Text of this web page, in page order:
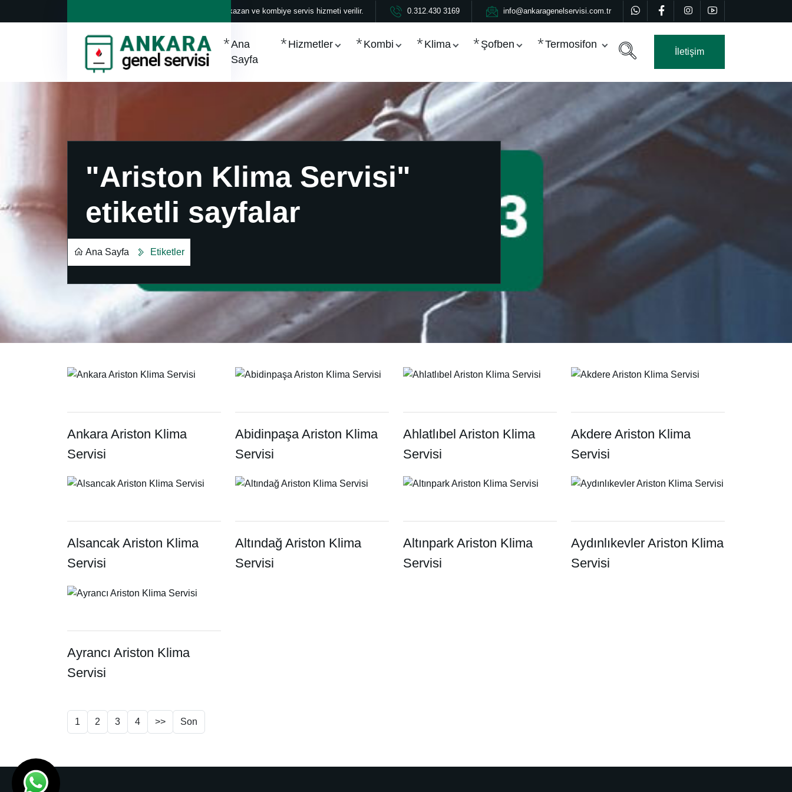
Her marka klima, kazan ve kombiye servis hizmeti verilir. 0.312.430 3169 info@ankaragenelservisi.com.tr
Ana
Sayfa
Hizmetler Kombi Klima Şofben Termosifon
İletişim
"Ariston Klima Servisi"
etiketli sayfalar
Ana Sayfa Etiketler
Ankara Ariston Klima
Servisi
Abidinpaşa Ariston Klima
Servisi
Ahlatlıbel Ariston Klima
Servisi
Akdere Ariston Klima
Servisi
Alsancak Ariston Klima
Servisi
Altındağ Ariston Klima
Servisi
Altınpark Ariston Klima
Servisi
Aydınlıkevler Ariston Klima
Servisi
Ayrancı Ariston Klima
Servisi
1 2 3 4 >> Son